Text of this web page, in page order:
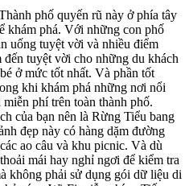
phố quyến rũ này ở phía tây
khám phá. Với những con phố
uống tuyệt vời và nhiều điểm
tuyệt vời cho những du khách
ở mức tốt nhất. Và phần tốt
khi khám phá những nơi nổi
phí trên toàn thành phố.
của bạn nên là Rừng Tiểu bang
đẹp này có hàng dặm đường
ao câu và khu picnic. Và dù
mái hay nghỉ ngơi để kiểm tra
không phải sử dụng gói dữ liệu di